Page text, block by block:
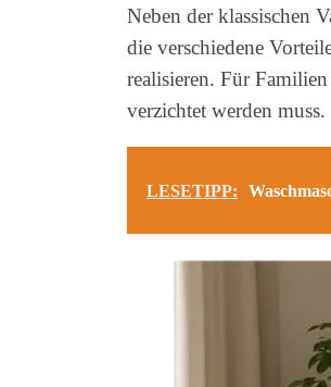
Neben der klassischen
die verschiedene
realisieren. Für
verzichtet werden muss.
LESETIPP: